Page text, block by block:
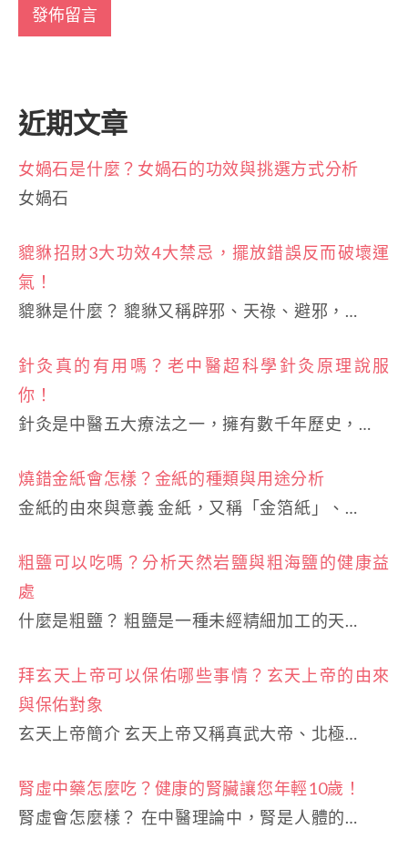
近期文章
女媧石是什麼？女媧石的功效與挑選方式分析
女媧石
貔貅招財3大功效4大禁忌，擺放錯誤反而破壞運
氣！
貔貅是什麼？ 貔貅又稱辟邪、天祿、避邪，…
針灸真的有用嗎？老中醫超科學針灸原理說服
你！
針灸是中醫五大療法之一，擁有數千年歷史，…
燒錯金紙會怎樣？金紙的種類與用途分析
金紙的由來與意義 金紙，又稱「金箔紙」、…
粗鹽可以吃嗎？分析天然岩鹽與粗海鹽的健康益
處
什麼是粗鹽？ 粗鹽是一種未經精細加工的天…
拜玄天上帝可以保佑哪些事情？玄天上帝的由來
與保佑對象
玄天上帝簡介 玄天上帝又稱真武大帝、北極…
腎虛中藥怎麼吃？健康的腎臟讓您年輕10歲！
腎虛會怎麼樣？ 在中醫理論中，腎是人體的…